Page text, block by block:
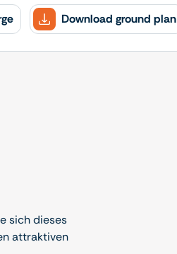
Download ground plan
sich dieses
attraktiven